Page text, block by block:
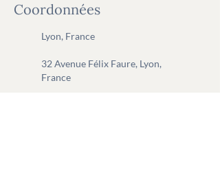
Coordonnées
Lyon, France
32 Avenue Félix Faure, Lyon,
France